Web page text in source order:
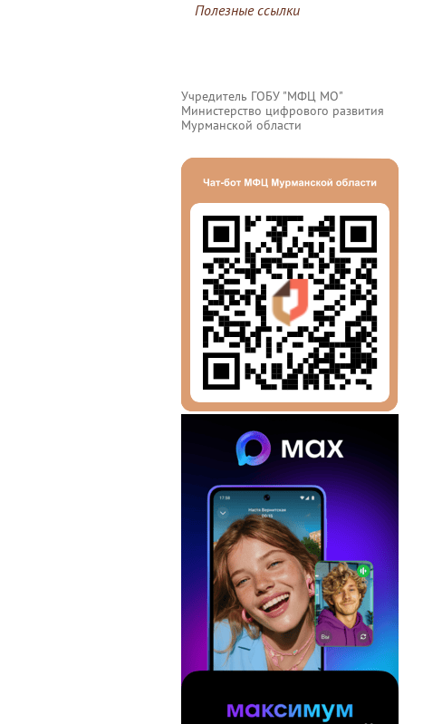
Полезные ссылки
Учредитель ГОБУ "МФЦ МО"
Министерство цифрового развития
Мурманской области